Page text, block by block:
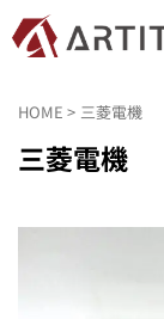
HOME > 三菱電機
三菱電機